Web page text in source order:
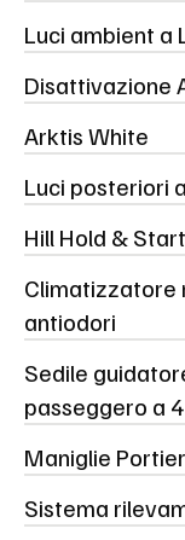
Luci ambient a
Disattivazione
Arktis White
Luci posteriori
Hill Hold &
Climatizzatore
antiodori
Sedile
passeggero a
Maniglie
Sistema